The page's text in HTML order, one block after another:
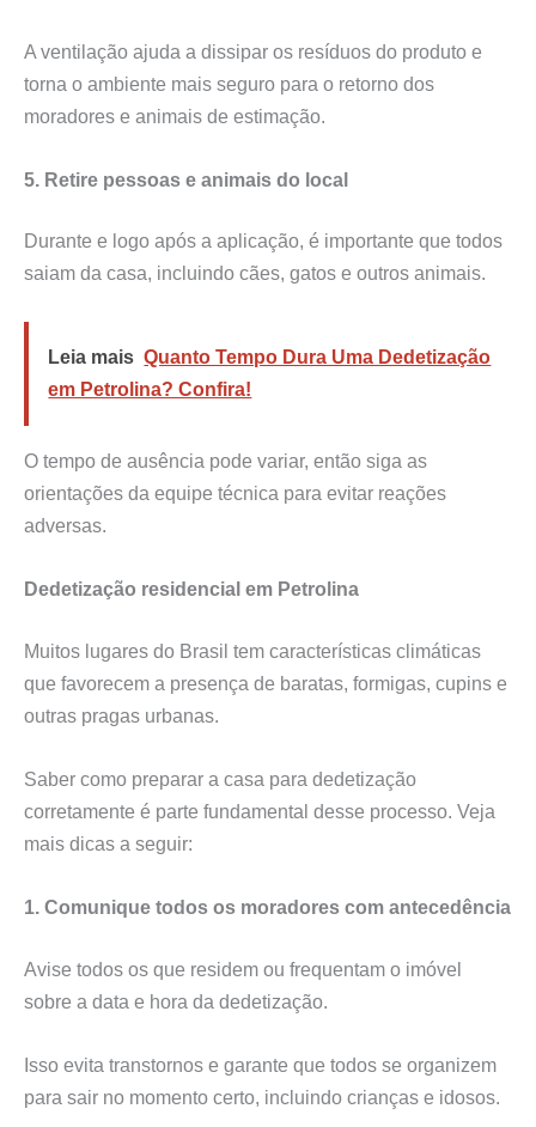
A ventilação ajuda a dissipar os resíduos do produto e
torna o ambiente mais seguro para o retorno dos
moradores e animais de estimação.
5. Retire pessoas e animais do local
Durante e logo após a aplicação, é importante que todos
saiam da casa, incluindo cães, gatos e outros animais.
Leia mais Quanto Tempo Dura Uma Dedetização
em Petrolina? Confira!
O tempo de ausência pode variar, então siga as
orientações da equipe técnica para evitar reações
adversas.
Dedetização residencial em Petrolina
Muitos lugares do Brasil tem características climáticas
que favorecem a presença de baratas, formigas, cupins e
outras pragas urbanas.
Saber como preparar a casa para dedetização
corretamente é parte fundamental desse processo. Veja
mais dicas a seguir:
1. Comunique todos os moradores com antecedência
Avise todos os que residem ou frequentam o imóvel
sobre a data e hora da dedetização.
Isso evita transtornos e garante que todos se organizem
para sair no momento certo, incluindo crianças e idosos.